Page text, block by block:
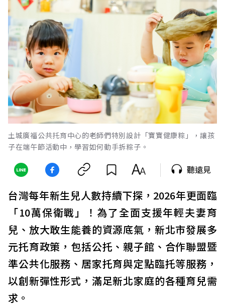
土城廣福公共托育中心的老師們特別設計「寶寶健康粽」，讓孩
子在端午節活動中，學習如何動手拆粽子。
聽遠見
台灣每年新生兒人數持續下探，2026年更面臨
「10萬保衛戰」！為了全面支援年輕夫妻育
兒、放大敢生能養的資源底氣，新北市發展多
元托育政策，包括公托、親子館、合作聯盟暨
準公共化服務、居家托育與定點臨托等服務，
以創新彈性形式，滿足新北家庭的各種育兒需
求。